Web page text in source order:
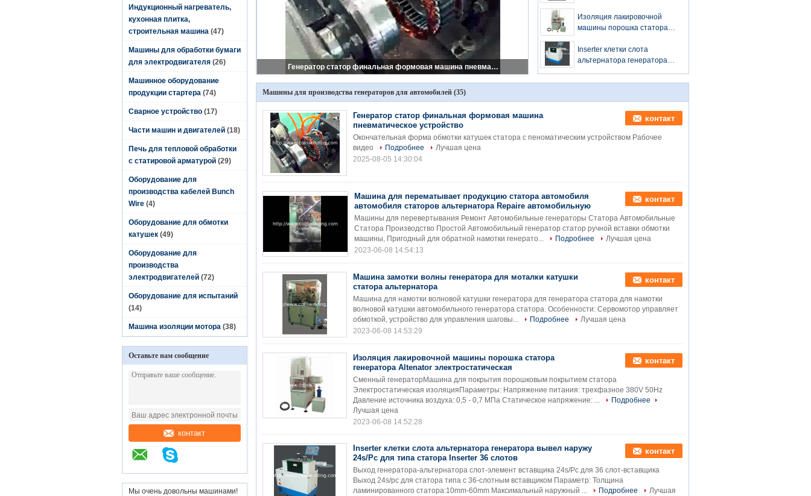
Индукционный нагреватель,
кухонная плитка,
строительная машина (47)
Машины для обработки бумаги
для электродвигателя (26)
Машинное оборудование
продукции стартера (74)
Сварное устройство (17)
Части машин и двигателей (18)
Печь для тепловой обработки
с статировой арматурой (29)
Оборудование для
производства кабелей Bunch
Wire (4)
Оборудование для обмотки
катушек (49)
Оборудование для
производства
электродвигателей (72)
Оборудование для испытаний
(14)
Машина изоляции мотора (38)
Оставьте нам сообщение
контакт
Мы очень довольны машинами!
Генератор статор финальная формовая машина пневматическое устройство
альтернатора
Изоляция лакировочной
машины порошка статора
электростатическая
Inserter клетки слота
альтернатора генератора
типа статора Inserter 36
Машины для производства генераторов для автомобилей (35)
Генератор статор финальная формовая машина
пневматическое устройство
контакт
Окончательная форма обмотки катушек статора с пеноматическим устройством Рабочее
видео
Подробнее
Лучшая цена
2025-08-05 14:30:04
Машина для перематывает продукцию статора автомобиля
автомобиля статоров альтернатора Repaire автомобильную
контакт
Машины для перевертывания Ремонт Автомобильные генераторы Статора Автомобильные
Статора Производство Простой Автомобильный генератор статор ручной вставки обмотки
машины, Пригодный для обратной намотки генерато...
Подробнее
Лучшая цена
2023-06-08 14:54:13
Машина замотки волны генератора для моталки катушки
статора альтернатора
контакт
Машина для намотки волновой катушки генератора для генератора статора для намотки
волновой катушки автомобильного генератора статора. Особенности: Сервомотор управляет
обмоткой, устройство для управления шаговы...
Подробнее
Лучшая цена
2023-06-08 14:53:29
Изоляция лакировочной машины порошка статора
генератора Altenator электростатическая
контакт
Сменный генераторМашина для покрытия порошковым покрытием статора
Электростатическая изоляцияПараметры: Напряжение питания: трехфазное 380V 50Hz
Давление источника воздуха: 0,5 - 0,7 МПа Статическое напряжение: ...
Подробнее
Лучшая цена
2023-06-08 14:52:28
Inserter клетки слота альтернатора генератора вывел наружу
24s/Pc для типа статора Inserter 36 слотов
контакт
Выход генератора-альтернатора слот-элемент вставщика 24s/Pc для 36 слот-вставщика
Выход 24s/pc для статора типа с 36-слотным вставщиком Параметр: Толщина
ламинированного статора:10mm-60mm Максимальный наружный ...
Подробнее
Лучшая